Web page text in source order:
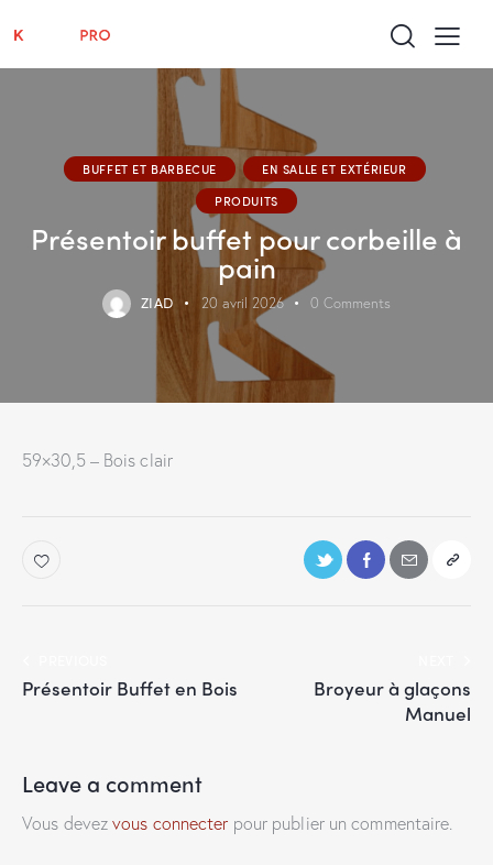
BUFFET ET BARBECUE
EN SALLE ET EXTÉRIEUR
PRODUITS
Présentoir buffet pour corbeille à
pain
ZIAD 20 avril 2026 0 Comments
59×30,5 – Bois clair
Présentoir Buffet en Bois
Broyeur à glaçons
Manuel
Leave a comment
Vous devezvous connecter pour publier un commentaire.